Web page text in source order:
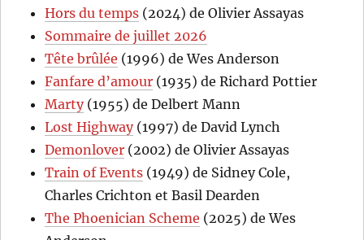
Hors du temps (2024) de Olivier Assayas
Sommaire de juillet 2026
Tête brûlée (1996) de Wes Anderson
Fanfare d’amour (1935) de Richard Pottier
Marty(1955) de Delbert Mann
Lost Highway(1997) de David Lynch
Demonlover (2002) de Olivier Assayas
Train of Events (1949) de Sidney Cole,
Charles Crichton et Basil Dearden
The Phoenician Scheme (2025) de Wes